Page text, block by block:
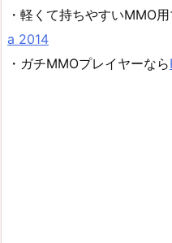
・軽くて持ちやすいMMO
a 2014
・ガチMMOプレイヤーなら